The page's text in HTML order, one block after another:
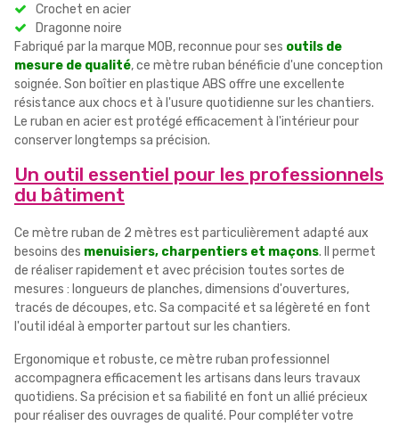
Crochet en acier
Dragonne noire
Fabriqué par la marque MOB, reconnue pour ses outils de
mesure de qualité, ce mètre ruban bénéficie d'une conception
soignée. Son boîtier en plastique ABS offre une excellente
résistance aux chocs et à l'usure quotidienne sur les chantiers.
Le ruban en acier est protégé efficacement à l'intérieur pour
conserver longtemps sa précision.
Un outil essentiel pour les professionnels
du bâtiment
Ce mètre ruban de 2 mètres est particulièrement adapté aux
besoins des menuisiers, charpentiers et maçons. Il permet
de réaliser rapidement et avec précision toutes sortes de
mesures : longueurs de planches, dimensions d'ouvertures,
tracés de découpes, etc. Sa compacité et sa légèreté en font
l'outil idéal à emporter partout sur les chantiers.
Ergonomique et robuste, ce mètre ruban professionnel
accompagnera efficacement les artisans dans leurs travaux
quotidiens. Sa précision et sa fiabilité en font un allié précieux
pour réaliser des ouvrages de qualité. Pour compléter votre